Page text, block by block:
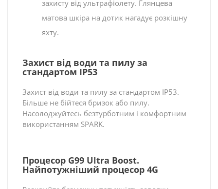
захисту від ультрафіолету. Глянцева
матова шкіра на дотик нагадує розкішну
яхту.
Захист від води та пилу за
стандартом IP53
Захист від води та пилу за стандартом IP53.
Більше не бійтеся бризок або пилу.
Насолоджуйтесь безтурботним і комфортним
використанням SPARK.
Процесор G99 Ultra Boost.
Найпотужніший процесор 4G